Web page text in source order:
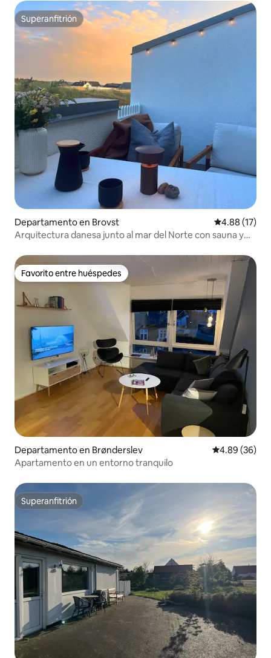
Superanfitrión
Superanfitrión
Departamento en Brovst Calificación
4.88 (17)
Arquitectura danesa junto al mar del Norte con sauna y
Favorito entre huéspedes
Favorito entre huéspedes
Departamento en Brønderslev Calificación
4.89 (36)
Apartamento en un entorno tranquilo
Superanfitrión
Superanfitrión